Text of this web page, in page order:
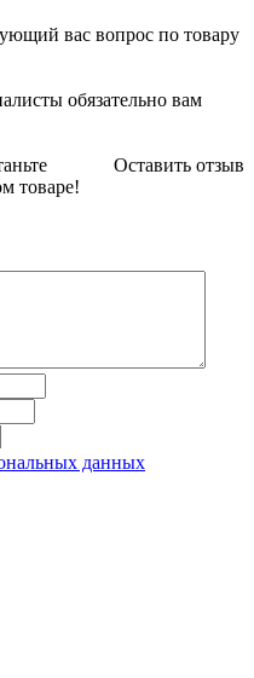
вас вопрос по товару
обязательно вам
Оставить отзыв
товаре!
данных